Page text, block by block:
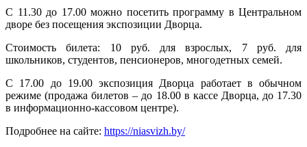
С 11.30 до 17.00 можно посетить программу в Центральном
дворе без посещения экспозиции Дворца.
Стоимость билета: 10 руб. для взрослых, 7 руб. для
школьников, студентов, пенсионеров, многодетных семей.
С 17.00 до 19.00 экспозиция Дворца работает в обычном
режиме (продажа билетов – до 18.00 в кассе Дворца, до 17.30
в информационно-кассовом центре).
Подробнее на сайте: https://niasvizh.by/